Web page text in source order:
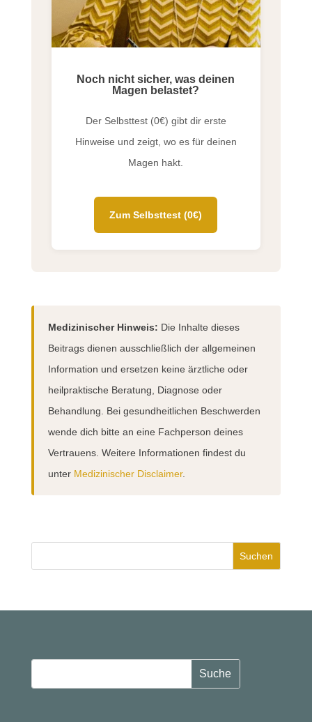
Noch nicht sicher, was deinen
Magen belastet?
Der Selbsttest (0€) gibt dir erste
Hinweise und zeigt, wo es für deinen
Magen hakt.
Zum Selbsttest (0€)
Medizinischer Hinweis: Die Inhalte dieses
Beitrags dienen ausschließlich der allgemeinen
Information und ersetzen keine ärztliche oder
heilpraktische Beratung, Diagnose oder
Behandlung. Bei gesundheitlichen Beschwerden
wende dich bitte an eine Fachperson deines
Vertrauens. Weitere Informationen findest du
unter Medizinischer Disclaimer.
Suchen